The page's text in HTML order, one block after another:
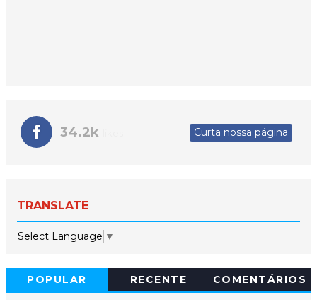
34.2k Curta nossa página
TRANSLATE
Select Language ▼
POPULAR RECENTE COMENTÁRIOS